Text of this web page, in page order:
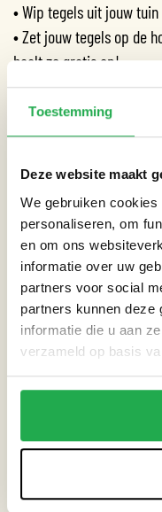
Toestemming
Deze website maakt
We gebruiken
personaliseren, om
en om ons
informatie over uw
partners voor social
partners kunnen deze
informatie die u aan
verzameld op basis
• Wip tegels uit jouw
• Zet jouw tegels op de
haalt ze gratis op!
weerproof.nl/tegelservice
MEER GROEN
Met het wippen van de
Veel groen en minder
te houden. Zo geniet je
Ook loopt het
bezoek van vogels.